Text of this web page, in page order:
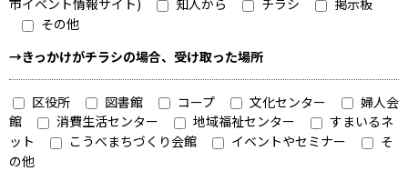
市イベント情報サイト)
知人から チラシ
掲示板
その他
→きっかけがチラシの場合、受け取った場所
区役所 図書館 コープ 文化センター
婦人会
館
消費生活センター 地域福祉センター
すまいるネ
ット
こうべまちづくり会館 イベントやセミナー
そ
の他